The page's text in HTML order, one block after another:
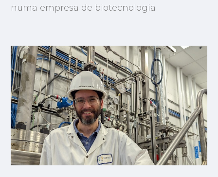
numa empresa de biotecnologia